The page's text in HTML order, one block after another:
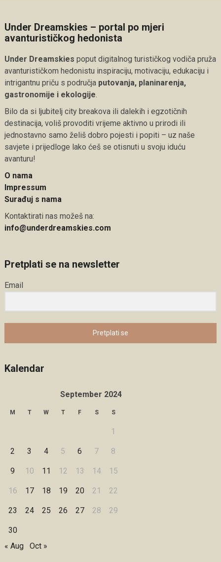
Under Dreamskies – portal po mjeri
avanturističkog hedonista
Under Dreamskies poput digitalnog turističkog vodiča pruža
avanturističkom hedonistu inspiraciju, motivaciju, edukaciju i
intrigantnu priču s područja putovanja, planinarenja,
gastronomije i ekologije
Bilo da si ljubitelj city breakova ili dalekih i egzotičnih
destinacija, voliš provoditi vrijeme aktivno u prirodi ili
jednostavno samo želiš dobro pojesti i popiti – uz naše
savjete i prijedloge lako ćeš se otisnuti u svoju iduću
avanturu!
O nama
Impressum
Surađuj s nama
Kontaktirati nas možeš na:
info@underdreamskies.com
Pretplati se na newsletter
Email
Pretplati se
Kalendar
September 2024
M T W T F S S
1
2 3 4 5 6 7 8
9 10 11 12 13 14 15
16 17 18 19 20 21 22
23 24 25 26 27 28 29
30
« Aug
Oct »